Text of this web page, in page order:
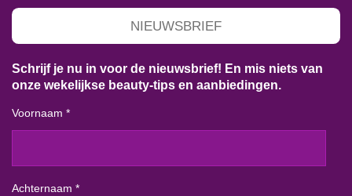
NIEUWSBRIEF
Schrijf je nu in voor de nieuwsbrief! En mis niets van
onze wekelijkse beauty-tips en aanbiedingen.
Voornaam *
Achternaam *